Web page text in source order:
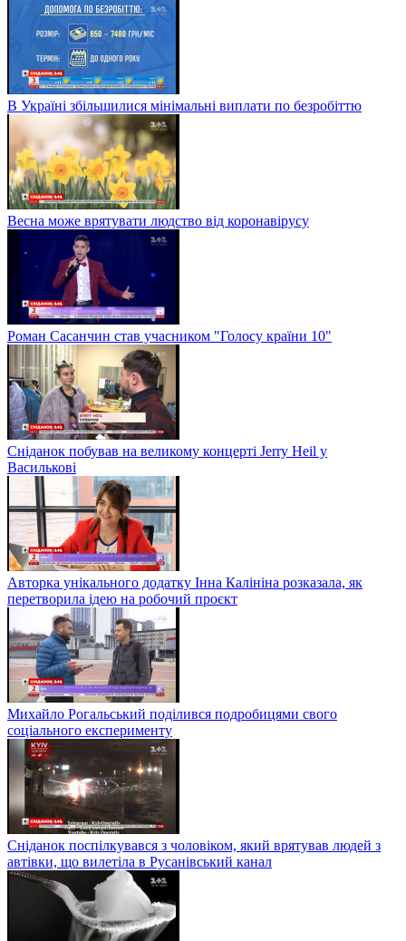
В Україні збільшилися мінімальні виплати по безробіттю
Весна може врятувати людство від коронавірусу
Роман Сасанчин став учасником "Голосу країни 10"
Сніданок побував на великому концерті Jerry Heil у
Василькові
Авторка унікального додатку Інна Калініна розказала, як
перетворила ідею на робочий проєкт
Михайло Рогальський поділився подробицями свого
соціального експерименту
Сніданок поспілкувався з чоловіком, який врятував людей з
автівки, що вилетіла в Русанівський канал